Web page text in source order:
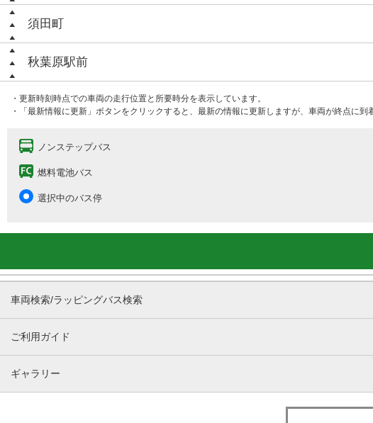
須田町
秋葉原駅前
・更新時刻時点での車両の走行位置と所要時分を表示しています。
・「最新情報に更新」ボタンをクリックすると、最新の情報に更新しますが、車両が終点に
ノンステップバス
燃料電池バス
選択中のバス停
車両検索/ラッピングバス検索
ご利用ガイド
ギャラリー